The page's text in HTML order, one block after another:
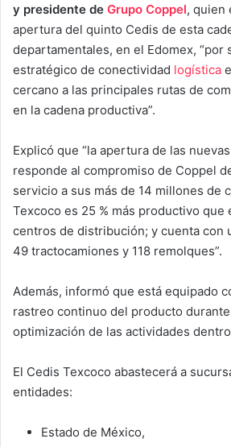
y presidente de Grupo Coppel, quien
apertura del quinto Cedis de esta
departamentales, en el Edomex, “por
estratégico de conectividad logística
cercano a las principales rutas de
en la cadena productiva”.
Explicó que “la apertura de las
responde al compromiso de Coppel
servicio a sus más de 14 millones de
Texcoco es 25 % más productivo que
centros de distribución; y cuenta con
49 tractocamiones y 118 remolques”.
Además, informó que está equipado
rastreo continuo del producto
optimización de las actividades
El Cedis Texcoco abastecerá a
entidades:
Estado de México,